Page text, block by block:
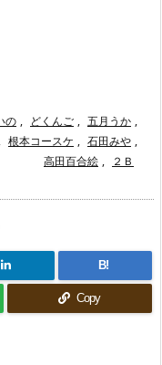
の , どくんご , 五月うか ,
, 根本コースケ , 石田みや ,
高田百合絵 , ２Ｂ
B!
Copy